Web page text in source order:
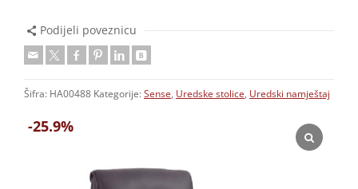
-25.9%
Podijeli poveznicu
Šifra: HA00488 Kategorije: Sense, Uredske stolice, Uredski namještaj